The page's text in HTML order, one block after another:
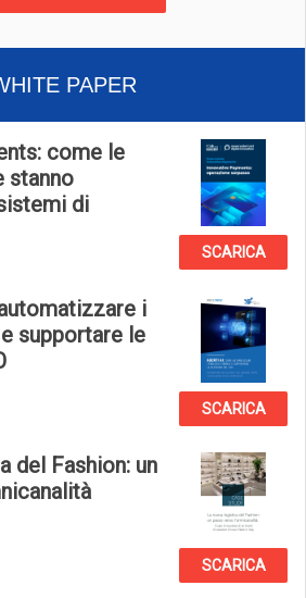
PAPER
come le
stanno
di
SCARICA
i
supportare le
SCARICA
del Fashion: un
SCARICA